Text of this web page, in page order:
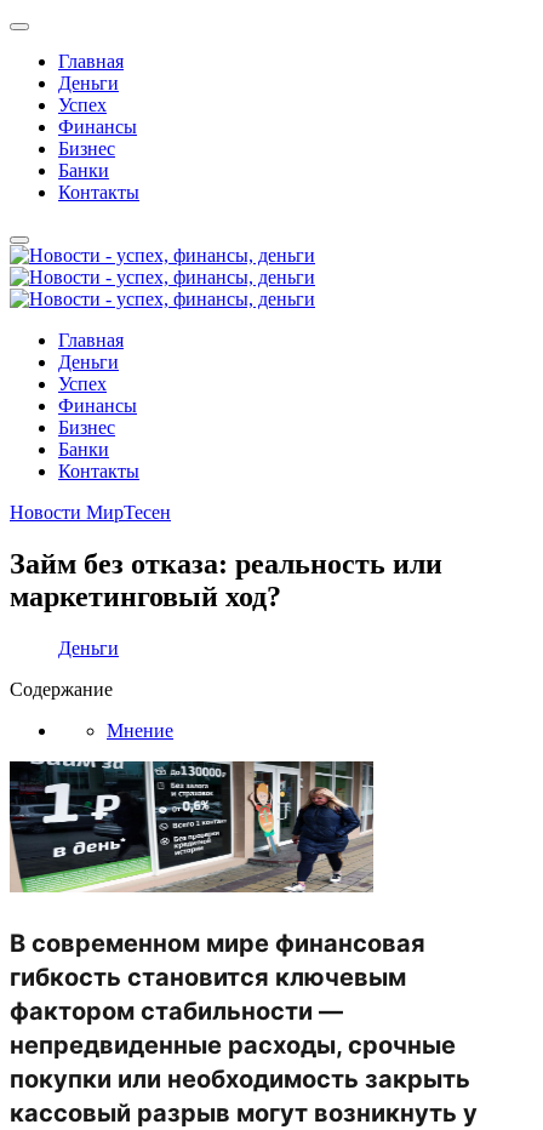
Главная
Деньги
Успех
Финансы
Бизнес
Банки
Контакты
Главная
Деньги
Успех
Финансы
Бизнес
Банки
Контакты
Новости МирТесен
Займ без отказа: реальность или
маркетинговый ход?
Деньги
Содержание
Мнение
В современном мире финансовая
гибкость становится ключевым
фактором стабильности —
непредвиденные расходы, срочные
покупки или необходимость закрыть
кассовый разрыв могут возникнуть у